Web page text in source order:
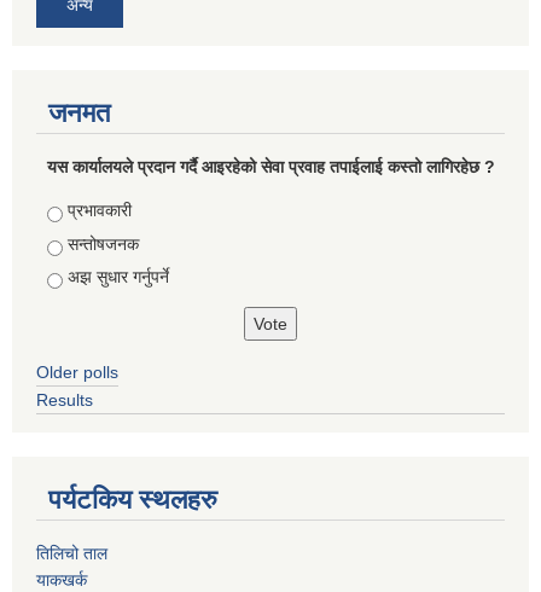
अन्य
जनमत
यस कार्यालयले प्रदान गर्दै आइरहेको सेवा प्रवाह तपाईलाई कस्तो लागिरहेछ ?
Choices
प्रभावकारी
सन्तोषजनक
अझ सुधार गर्नुपर्ने
Older polls
Results
पर्यटकिय स्थलहरु
तिलिचो ताल
याकखर्क